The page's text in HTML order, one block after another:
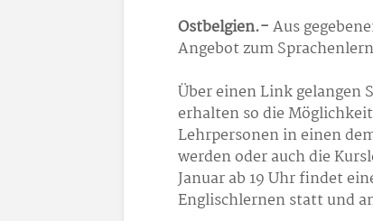
Ostbelgien.-Aus
Angebot zum
Über einen Link gelangen
erhalten so die
Lehrpersonen in einen
werden oder auch die
Januar ab 19 Uhr findet
Englischlernen statt und